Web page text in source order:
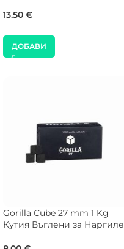
13.50 €
ДОБАВИ
Gorilla Cube 27 mm 1 Kg
Кутия Въглени за Наргиле